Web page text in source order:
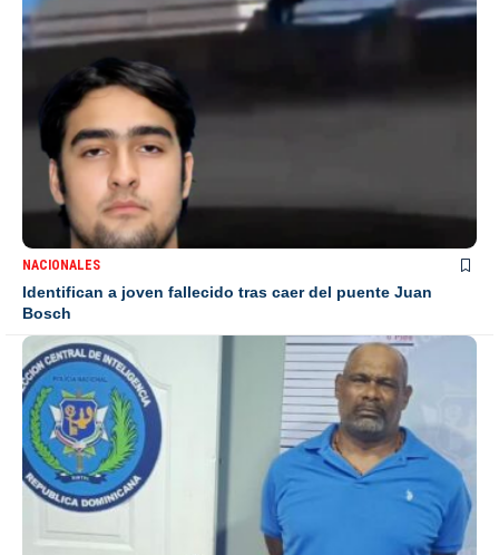
NACIONALES
Identifican a joven fallecido tras caer del puente Juan
Bosch